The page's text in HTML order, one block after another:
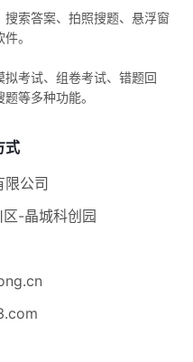
索答案、拍照搜题、悬浮窗
。
考试、组卷考试、错题回
等多种功能。
式
限公司
-晶城科创园